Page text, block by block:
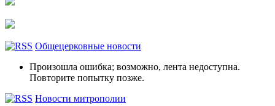
Общецерковные новости
Произошла ошибка; возможно, лента недоступна.
Повторите попытку позже.
Новости митрополии